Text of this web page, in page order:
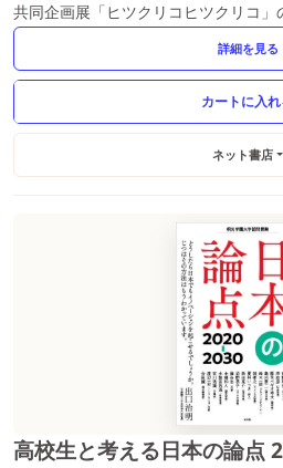
共同企画展「ヒツクリコヒツクリコ」
太郎から北園克衛、オノ・ヨーコや鈴
詳細を見る
ネット書店
高校生と考える日本の論点